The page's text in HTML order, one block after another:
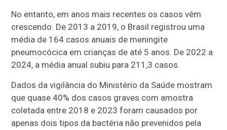
No entanto, em anos mais recentes os casos vêm
crescendo. De 2013 a 2019, o Brasil registrou uma
média de 164 casos anuais de meningite
pneumocócica em crianças de até 5 anos. De 2022 a
2024, a média anual subiu para 211,3 casos.
Dados da vigilância do Ministério da Saúde mostram
que quase 40% dos casos graves com amostra
coletada entre 2018 e 2023 foram causados por
apenas dois tipos da bactéria não prevenidos pela